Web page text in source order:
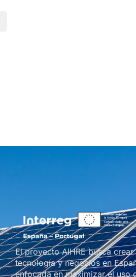
El proyecto AIHRE busca
tecnología y negocios en
enfocada en maximizar el uso